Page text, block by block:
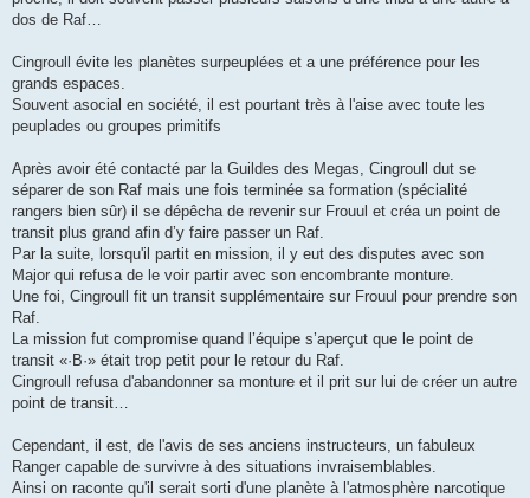
dos de Raf…
Cingroull évite les planètes surpeuplées et a une préférence pour les
grands espaces.
Souvent asocial en société, il est pourtant très à l'aise avec toute les
peuplades ou groupes primitifs
Après avoir été contacté par la Guildes des Megas, Cingroull dut se
séparer de son Raf mais une fois terminée sa formation (spécialité
rangers bien sûr) il se dépêcha de revenir sur Frouul et créa un point de
transit plus grand afin d’y faire passer un Raf.
Par la suite, lorsqu'il partit en mission, il y eut des disputes avec son
Major qui refusa de le voir partir avec son encombrante monture.
Une foi, Cingroull fit un transit supplémentaire sur Frouul pour prendre son
Raf.
La mission fut compromise quand l’équipe s’aperçut que le point de
transit «·B·» était trop petit pour le retour du Raf.
Cingroull refusa d'abandonner sa monture et il prit sur lui de créer un autre
point de transit…
Cependant, il est, de l'avis de ses anciens instructeurs, un fabuleux
Ranger capable de survivre à des situations invraisemblables.
Ainsi on raconte qu'il serait sorti d'une planète à l'atmosphère narcotique